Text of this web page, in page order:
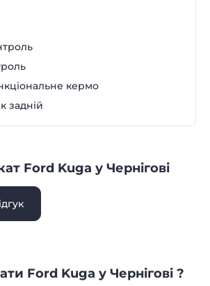
кермо
задній
Ford Kuga у Чернігові
Ford Kuga у Чернігові ?